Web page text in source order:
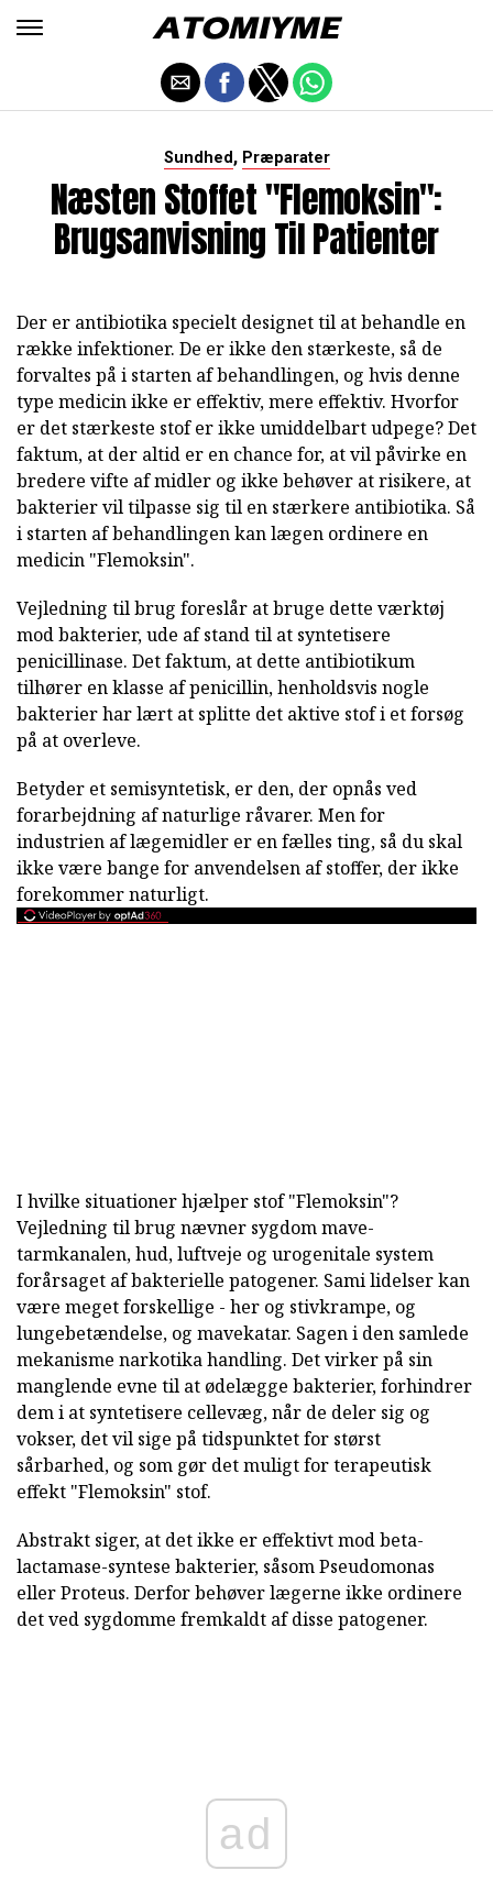
Sundhed, Præparater
Næsten Stoffet "Flemoksin":
Brugsanvisning Til Patienter
Der er antibiotika specielt designet til at behandle en
række infektioner. De er ikke den stærkeste, så de
forvaltes på i starten af behandlingen, og hvis denne
type medicin ikke er effektiv, mere effektiv. Hvorfor
er det stærkeste stof er ikke umiddelbart udpege? Det
faktum, at der altid er en chance for, at vil påvirke en
bredere vifte af midler og ikke behøver at risikere, at
bakterier vil tilpasse sig til en stærkere antibiotika. Så
i starten af behandlingen kan lægen ordinere en
medicin "Flemoksin".
Vejledning til brug foreslår at bruge dette værktøj
mod bakterier, ude af stand til at syntetisere
penicillinase. Det faktum, at dette antibiotikum
tilhører en klasse af penicillin, henholdsvis nogle
bakterier har lært at splitte det aktive stof i et forsøg
på at overleve.
Betyder et semisyntetisk, er den, der opnås ved
forarbejdning af naturlige råvarer. Men for
industrien af lægemidler er en fælles ting, så du skal
ikke være bange for anvendelsen af stoffer, der ikke
forekommer naturligt.
I hvilke situationer hjælper stof "Flemoksin"?
Vejledning til brug nævner sygdom mave-
tarmkanalen, hud, luftveje og urogenitale system
forårsaget af bakterielle patogener. Sami lidelser kan
være meget forskellige - her og stivkrampe, og
lungebetændelse, og mavekatar. Sagen i den samlede
mekanisme narkotika handling. Det virker på sin
manglende evne til at ødelægge bakterier, forhindrer
dem i at syntetisere cellevæg, når de deler sig og
vokser, det vil sige på tidspunktet for størst
sårbarhed, og som gør det muligt for terapeutisk
effekt "Flemoksin" stof.
Abstrakt siger, at det ikke er effektivt mod beta-
lactamase-syntese bakterier, såsom Pseudomonas
eller Proteus. Derfor behøver lægerne ikke ordinere
det ved sygdomme fremkaldt af disse patogener.
ad